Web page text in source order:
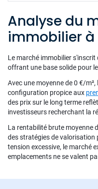
Analyse du
immobilier à
Le marché immobilier
offrant une base solide pour
Avec une moyenne de 0 €/
configuration propice aux
des prix sur le long terme
investisseurs recherchant la
La rentabilité brute moyenne
des stratégies de valorisation
tension excessive, le marché
emplacements ne se valent